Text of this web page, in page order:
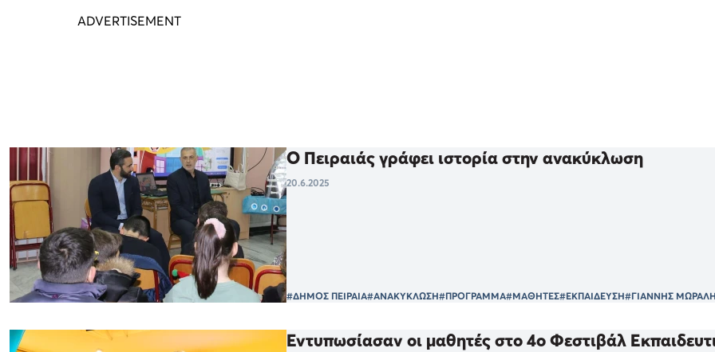
Ο Πειραιάς γράφει ιστορία στην ανακύκλωση
20.6.2025
#ΔΗΜΟΣ ΠΕΙΡΑΙΑ#ΑΝΑΚΥΚΛΩΣΗ#ΠΡΟΓΡΑΜΜΑ#ΜΑΘΗΤΕΣ#ΕΚΠΑΙΔΕΥΣΗ#ΓΙΑΝΝΗΣ
Εντυπωσίασαν οι μαθητές στο 4ο Φεστιβάλ